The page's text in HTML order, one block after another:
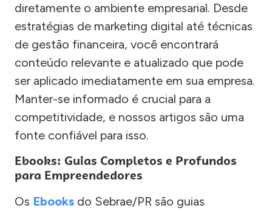
diretamente o ambiente empresarial. Desde
estratégias de marketing digital até técnicas
de gestão financeira, você encontrará
conteúdo relevante e atualizado que pode
ser aplicado imediatamente em sua empresa.
Manter-se informado é crucial para a
competitividade, e nossos artigos são uma
fonte confiável para isso.
Ebooks: Guias Completos e Profundos
para Empreendedores
Os Ebooks do Sebrae/PR são guias